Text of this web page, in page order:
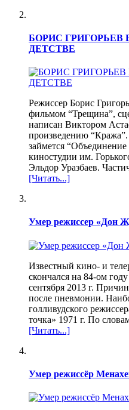
БОРИС
ДЕТСТВЕ
Режиссер Борис
фильмом “Трещина”,
написан Виктором
произведению
займется
киностудии им.
Эльдор Уразбаев.
[Читать...]
Умер режиссер «Дон
Известный кино- и
скончался на 84-ом
сентября 2013 г.
после пневмонии.
голливудского
точка» 1971 г. По
[Читать...]
Умер режиссёр